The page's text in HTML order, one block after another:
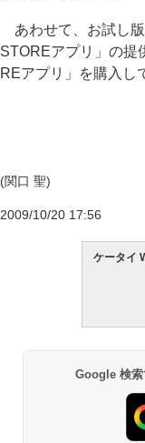
あわせて、お試し
STOREアプリ」の提
REアプリ」を購入し
(関口 聖)
2009/10/20 17:56
ケータイ
Google 検索